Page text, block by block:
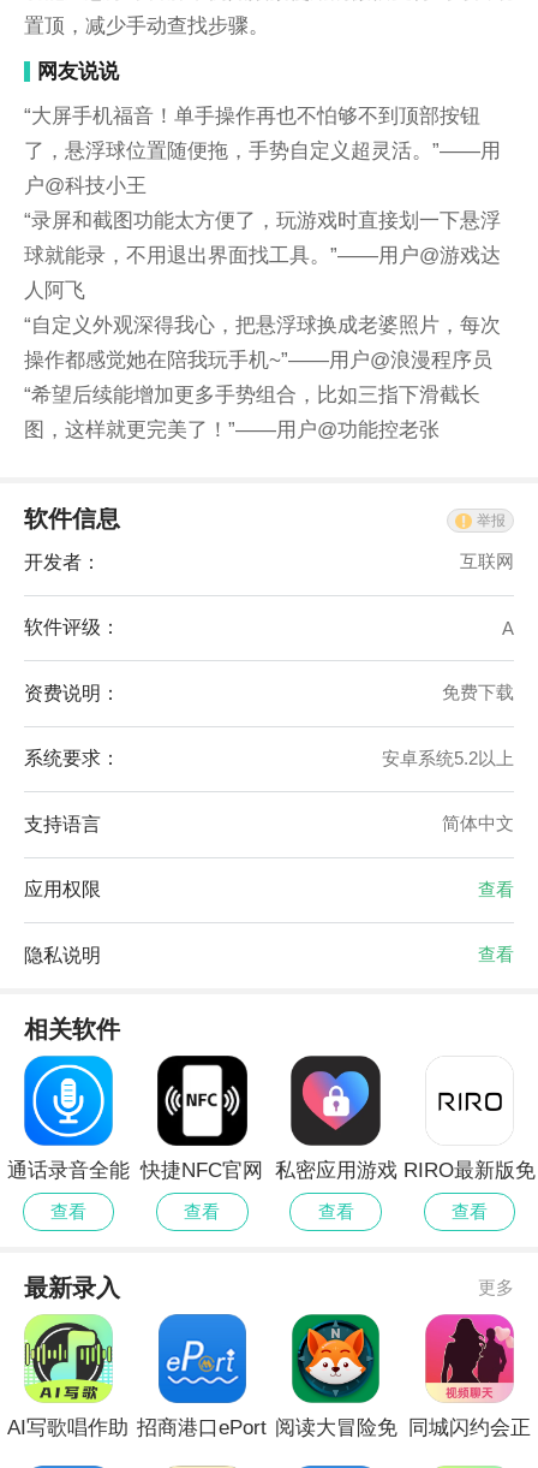
置顶，减少手动查找步骤。
网友说说
“大屏手机福音！单手操作再也不怕够不到顶部按钮
了，悬浮球位置随便拖，手势自定义超灵活。”——用
户@科技小王
“录屏和截图功能太方便了，玩游戏时直接划一下悬浮
球就能录，不用退出界面找工具。”——用户@游戏达
人阿飞
“自定义外观深得我心，把悬浮球换成老婆照片，每次
操作都感觉她在陪我玩手机~”——用户@浪漫程序员
“希望后续能增加更多手势组合，比如三指下滑截长
图，这样就更完美了！”——用户@功能控老张
软件信息 举报
开发者： 互联网
软件评级： A
资费说明： 免费下载
系统要求： 安卓系统5.2以上
支持语言 简体中文
应用权限 查看
隐私说明 查看
相关软件
通话录音全能
王正式版免费
查看
快捷NFC官网
手机版
查看
私密应用游戏
隐藏大师手机
版
查看
RIRO最新版免
费
查看
最新录入 更多
AI写歌唱作助 招商港口ePort 阅读大冒险免 同城闪约会正